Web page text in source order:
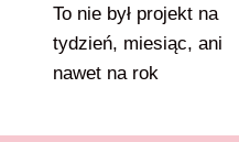
wpisu
To nie był projekt na
tydzień, miesiąc, ani
nawet na rok